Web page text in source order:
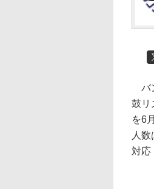
バ
鼓リ
を6
人
対応